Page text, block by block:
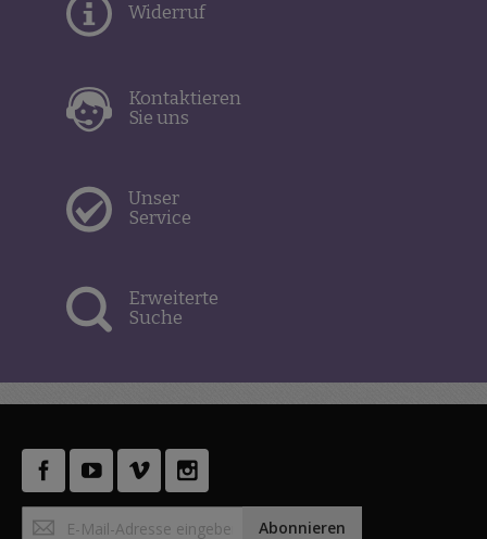
Widerruf
Kontaktieren
Sie uns
Unser
Service
Erweiterte
Suche
Anmeldung
Abonnieren